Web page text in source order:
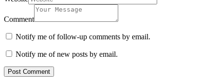
Comment
Notify me of follow-up comments by email.
Notify me of new posts by email.